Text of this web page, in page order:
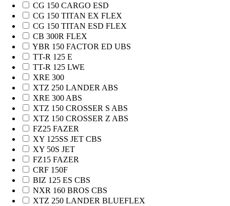
CG 150 CARGO ESD
CG 150 TITAN EX FLEX
CG 150 TITAN ESD FLEX
CB 300R FLEX
YBR 150 FACTOR ED UBS
TT-R 125 E
TT-R 125 LWE
XRE 300
XTZ 250 LANDER ABS
XRE 300 ABS
XTZ 150 CROSSER S ABS
XTZ 150 CROSSER Z ABS
FZ25 FAZER
XY 125SS JET CBS
XY 50S JET
FZ15 FAZER
CRF 150F
BIZ 125 ES CBS
NXR 160 BROS CBS
XTZ 250 LANDER BLUEFLEX